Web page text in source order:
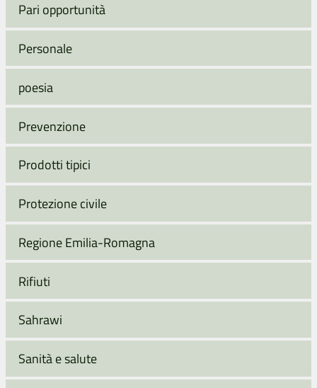
Pari opportunità
Personale
poesia
Prevenzione
Prodotti tipici
Protezione civile
Regione Emilia-Romagna
Rifiuti
Sahrawi
Sanità e salute